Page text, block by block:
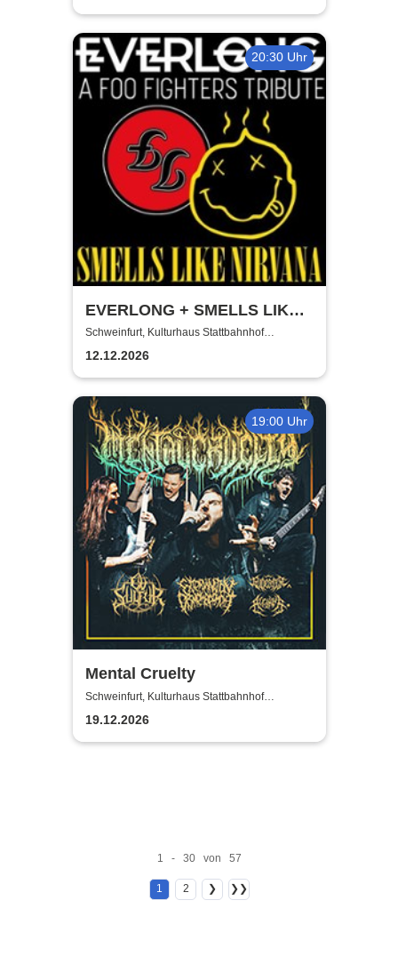
20:30 Uhr
EVERLONG + SMELLS LIKE
NIRVANA | 2 Bands - 2
Tribute-Shows
Schweinfurt, Kulturhaus Stattbahnhof
Schweinfurt
12.12.2026
19:00 Uhr
Mental Cruelty
Schweinfurt, Kulturhaus Stattbahnhof
Schweinfurt
19.12.2026
1 - 30 von 57
1 2 ❯ ❯❯